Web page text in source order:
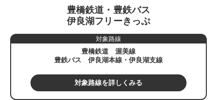
豊橋鉄道・豊鉄バス
伊良湖フリーきっぷ
対象路線
豊橋鉄道 渥美線
豊鉄バス 伊良湖本線・伊良湖支線
対象路線を詳しくみる